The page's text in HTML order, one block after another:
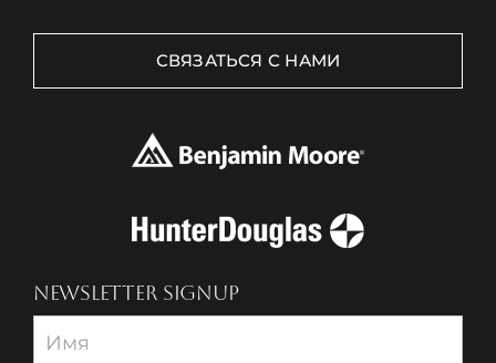
СВЯЗАТЬСЯ С НАМИ
NEWSLETTER SIGNUP
Newsletter